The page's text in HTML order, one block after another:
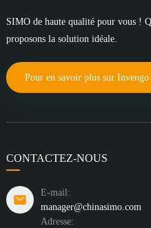
SIMO de haute qualité pour vous !
proposons la solution idéale.
Pour en savoir plus sur Invengo
CONTACTEZ-NOUS
E-mail:
manager@chinasimo.com
Adresse: